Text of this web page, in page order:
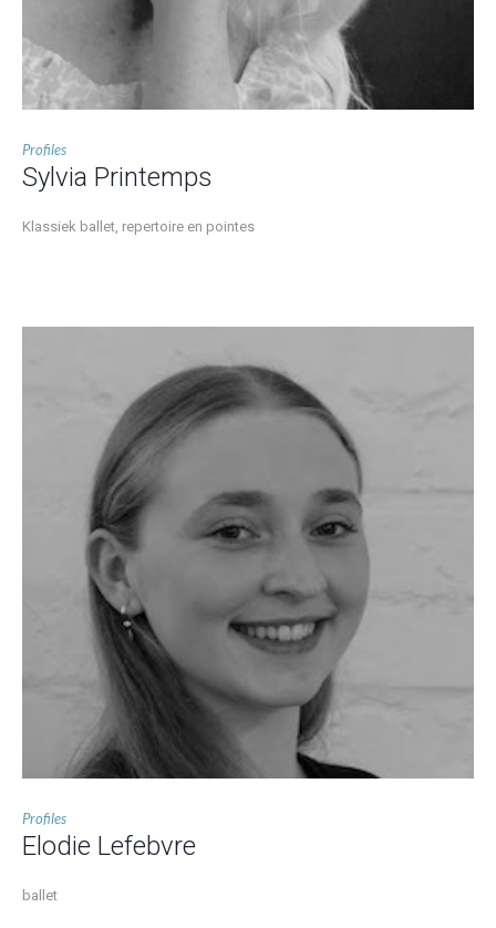
Profiles
Sylvia Printemps
Klassiek ballet, repertoire en pointes
Profiles
Elodie Lefebvre
ballet